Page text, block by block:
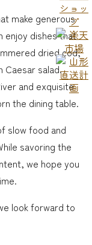
make generous
enjoy dishes that
dried cod,
Caesar salad.
and exquisite
the dining table.
slow food and
savoring the
we hope you
look forward to